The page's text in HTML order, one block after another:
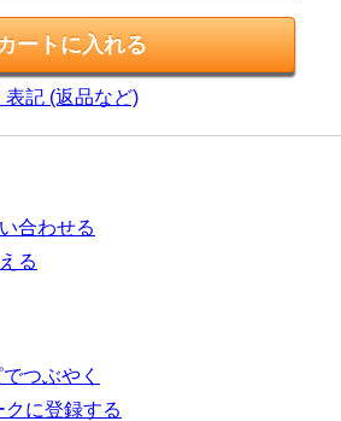
記 (返品など)
合わせる
る
つぶやく
に登録する